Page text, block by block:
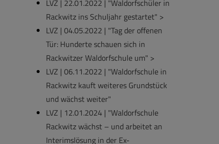
LVZ | 22.01.2022 | "Waldorfschüler in
Rackwitz ins Schuljahr gestartet" >
LVZ | 04.05.2022 | "Tag der offenen
Tür: Hunderte schauen sich in
Rackwitzer Waldorfschule um" >
LVZ | 06.11.2022 | "Waldorfschule in
Rackwitz kauft weiteres Grundstück
und wächst weiter"
LVZ | 12.01.2024 | "Waldorfschule
Rackwitz wächst – und arbeitet an
Interimslösung in der Ex-